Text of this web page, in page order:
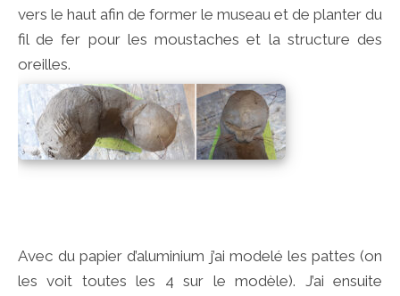
vers le haut afin de former le museau et de planter du
fil de fer pour les moustaches et la structure des
oreilles.
Avec du papier d’aluminium j’ai modelé les pattes (on
les voit toutes les 4 sur le modèle). J’ai ensuite